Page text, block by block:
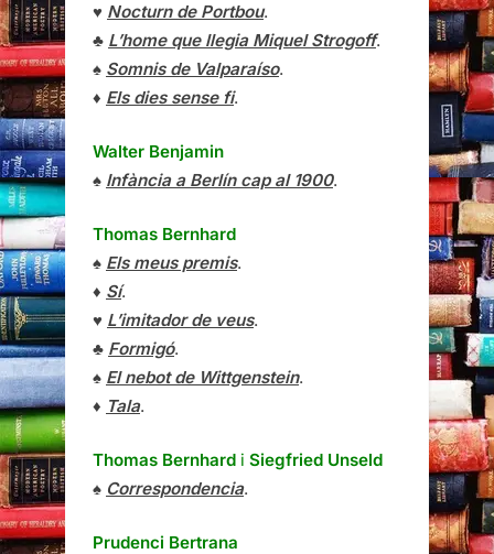
♥ Nocturn de Portbou.
♣ L’home que llegia Miquel Strogoff.
♠ Somnis de Valparaíso.
♦ Els dies sense fi.
Walter Benjamin
♠ Infància a Berlín cap al 1900.
Thomas Bernhard
♠ Els meus premis.
♦ Sí.
♥ L’imitador de veus.
♣ Formigó.
♠ El nebot de Wittgenstein.
♦ Tala.
Thomas Bernhard i Siegfried Unseld
♠ Correspondencia.
Prudenci Bertrana